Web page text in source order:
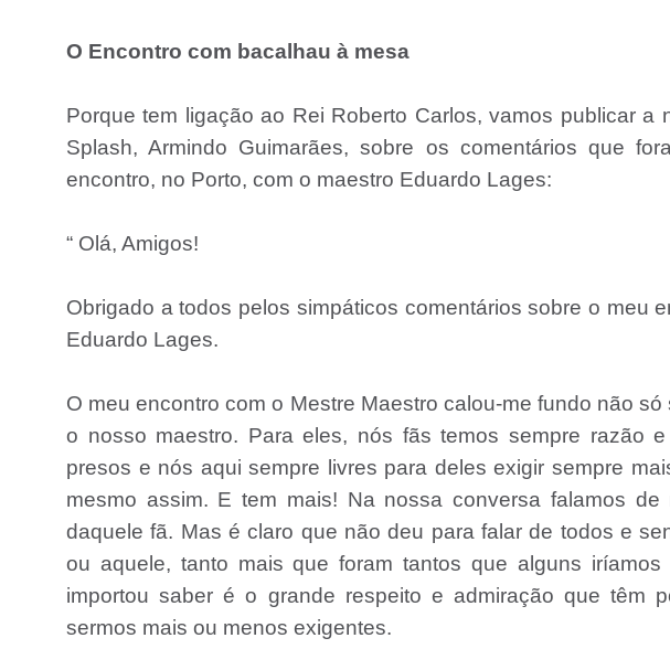
O Encontro com bacalhau à mesa
Porque tem ligação ao Rei Roberto Carlos, vamos publicar a
Splash, Armindo Guimarães, sobre os comentários que
encontro, no Porto, com o maestro Eduardo Lages:
“ Olá, Amigos!
Obrigado a todos pelos simpáticos comentários sobre o meu
Eduardo Lages.
O meu encontro com o Mestre Maestro calou-me fundo não
o nosso maestro. Para eles, nós fãs temos sempre razão
presos e nós aqui sempre livres para deles exigir sempre
mesmo assim. E tem mais! Na nossa conversa falamos
daquele fã. Mas é claro que não deu para falar de todos e
ou aquele, tanto mais que foram tantos que alguns
importou saber é o grande respeito e admiração que têm
sermos mais ou menos exigentes.